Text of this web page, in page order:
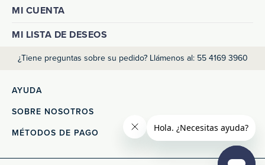
MI CUENTA
MI LISTA DE DESEOS
¿Tiene preguntas sobre su pedido? Llámenos al: 55 4169 3960
AYUDA
SOBRE NOSOTROS
MÉTODOS DE PAGO